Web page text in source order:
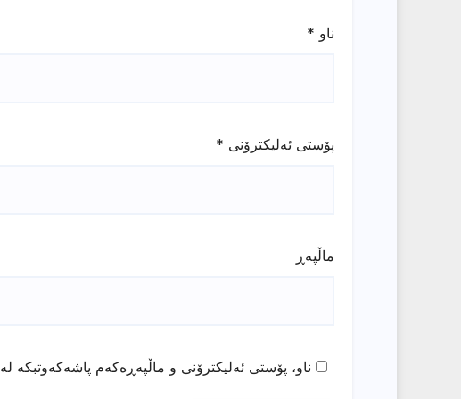
ناو *
پۆستی ئەلیکترۆنی *
ماڵپه‌ڕ
ناو، پۆستی ئەلیکترۆنی و ماڵپەڕەکەم پاشەکەوتبکە